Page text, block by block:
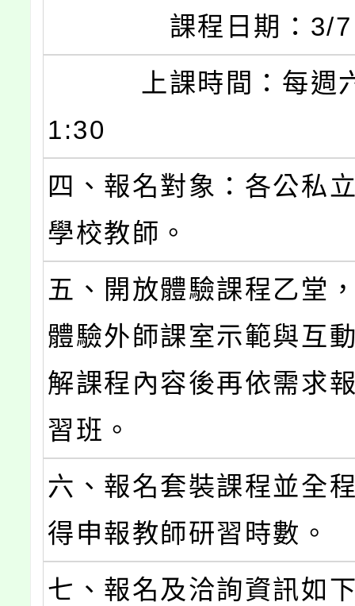
課程日期：3/7
上課時間：每週
1:30
四、報名對象：各公私
學校教師。
五、開放體驗課程乙堂
體驗外師課室示範與互
解課程內容後再依需求
習班。
六、報名套裝課程並全
得申報教師研習時數。
七、報名及洽詢資訊如